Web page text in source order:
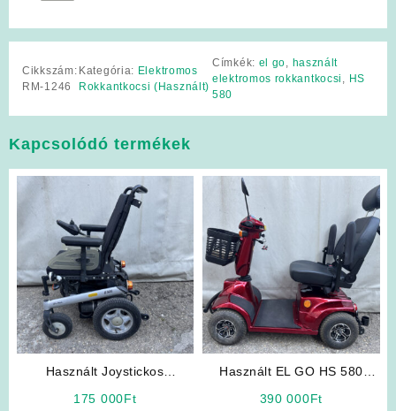
Cikkszám:
RM-1246
Kategória: Elektromos
Rokkantkocsi (Használt)
Címkék: el go
használt
elektromos rokkantkocsi
HS
580
Kapcsolódó termékek
Használt Joystickos
175 000Ft
Használt EL GO HS 580
390 000Ft